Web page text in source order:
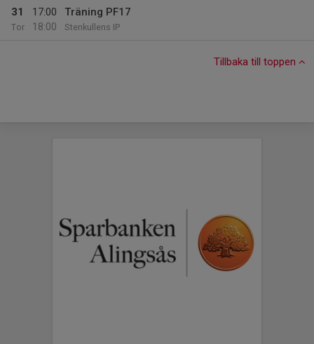
31
Tor
17:00
18:00
Träning PF17
Stenkullens IP
Tillbaka till toppen